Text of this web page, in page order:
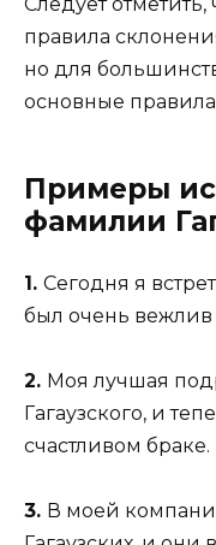
правила
но для
основные
Примеры
фамилии
1. Сегодня я
был очень вежлив
2. Моя лучшая
Гагаузского, и
счастливом браке.
3. В моей